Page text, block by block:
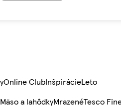
Online ClubInšpirácieLeto
Mäso a lahôdkyMrazenéTesco